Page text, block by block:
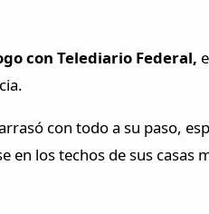
con Telediario Federal,
con todo a su paso,
los techos de sus casas